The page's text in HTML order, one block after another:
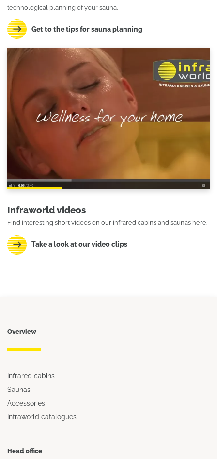
technological planning of your sauna.
Get to the tips for sauna planning
Infraworld videos
Find interesting short videos on our infrared cabins and saunas here.
Take a look at our video clips
Overview
Infrared cabins
Saunas
Accessories
Infraworld catalogues
Head office